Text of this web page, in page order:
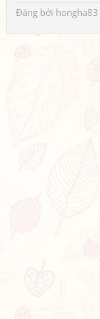
Đăng bởi hongha83